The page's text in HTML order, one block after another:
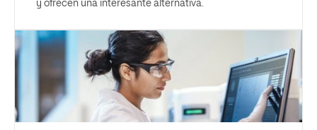
y ofrecen una interesante alternativa.